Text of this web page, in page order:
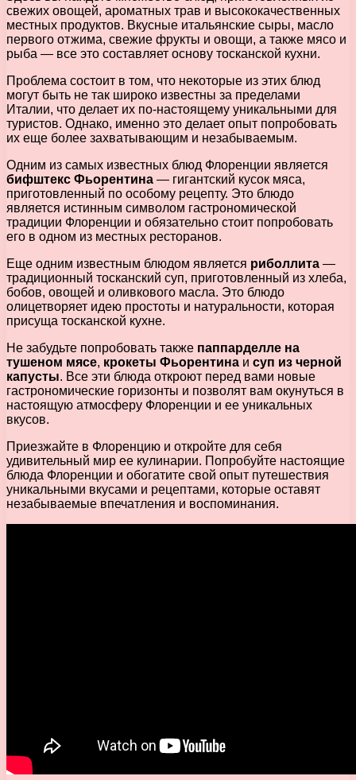
свежих овощей, ароматных трав и высококачественных
местных продуктов. Вкусные итальянские сыры, масло
первого отжима, свежие фрукты и овощи, а также мясо и
рыба — все это составляет основу тосканской кухни.
Проблема состоит в том, что некоторые из этих блюд
могут быть не так широко известны за пределами
Италии, что делает их по-настоящему уникальными для
туристов. Однако, именно это делает опыт попробовать
их еще более захватывающим и незабываемым.
Одним из самых известных блюд Флоренции является
бифштекс Фьорентина — гигантский кусок мяса,
приготовленный по особому рецепту. Это блюдо
является истинным символом гастрономической
традиции Флоренции и обязательно стоит попробовать
его в одном из местных ресторанов.
Еще одним известным блюдом является риболлита —
традиционный тосканский суп, приготовленный из хлеба,
бобов, овощей и оливкового масла. Это блюдо
олицетворяет идею простоты и натуральности, которая
присуща тосканской кухне.
Не забудьте попробовать также паппарделле на
тушеном мясе, крокеты Фьорентина и суп из черной
капусты. Все эти блюда откроют перед вами новые
гастрономические горизонты и позволят вам окунуться в
настоящую атмосферу Флоренции и ее уникальных
вкусов.
Приезжайте в Флоренцию и откройте для себя
удивительный мир ее кулинарии. Попробуйте настоящие
блюда Флоренции и обогатите свой опыт путешествия
уникальными вкусами и рецептами, которые оставят
незабываемые впечатления и воспоминания.